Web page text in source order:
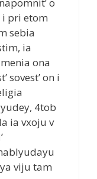
o
pri etom
sebia
ia
ona
sovest’ on i
4tob
ia vxoju v
viju tam